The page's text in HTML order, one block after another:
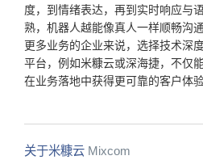
度，到情绪表达，再到实时响应与
熟，机器人越能像真人一样顺畅沟
更多业务的企业来说，选择技术深
平台，例如米糠云或深海捷，不仅
在业务落地中获得更可靠的客户体
关于米糠云 Mixcom